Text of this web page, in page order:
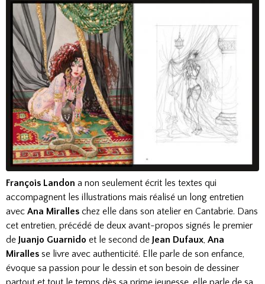
François Landon a non seulement écrit les textes qui
accompagnent les illustrations mais réalisé un long entretien
avec Ana Miralles chez elle dans son atelier en Cantabrie. Dans
cet entretien, précédé de deux avant-propos signés le premier
de Juanjo Guarnido et le second de Jean Dufaux, Ana
Miralles se livre avec authenticité. Elle parle de son enfance,
évoque sa passion pour le dessin et son besoin de dessiner